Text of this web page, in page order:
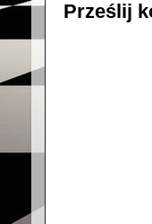
Prześlij